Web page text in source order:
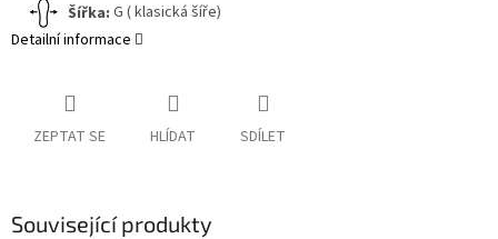
Šířka: G ( klasická šíře)
Detailní informace
ZEPTAT SE HLÍDAT SDÍLET
Související produkty